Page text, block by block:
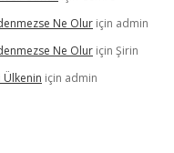
Ne Olur için admin
Ne Olur için Şirin
Ülkenin için admin